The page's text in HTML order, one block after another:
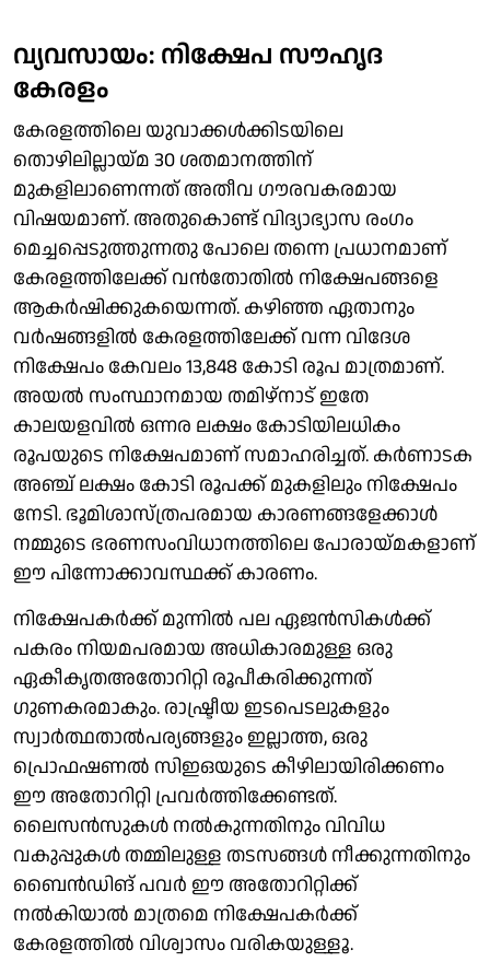
വ്യവസായം: നിക്ഷേപ സൗഹൃദ
കേരളം
കേരളത്തിലെ യുവാക്കള്‍ക്കിടയിലെ
തൊഴിലില്ലായ്മ 30 ശതമാനത്തിന്
മുകളിലാണെന്നത് അതീവ ഗൗരവകരമായ
വിഷയമാണ്. അതുകൊണ്ട് വിദ്യാഭ്യാസ രംഗം
മെച്ചപ്പെടുത്തുന്നതു പോലെ തന്നെ പ്രധാനമാണ്
കേരളത്തിലേക്ക് വന്‍തോതില്‍ നിക്ഷേപങ്ങളെ
ആകര്‍ഷിക്കുകയെന്നത്. കഴിഞ്ഞ ഏതാനും
വര്‍ഷങ്ങളില്‍ കേരളത്തിലേക്ക് വന്ന വിദേശ
നിക്ഷേപം കേവലം 13,848 കോടി രൂപ മാത്രമാണ്.
അയല്‍ സംസ്ഥാനമായ തമിഴ്‌നാട് ഇതേ
കാലയളവില്‍ ഒന്നര ലക്ഷം കോടിയിലധികം
രൂപയുടെ നിക്ഷേപമാണ് സമാഹരിച്ചത്. കര്‍ണാടക
അഞ്ച് ലക്ഷം കോടി രൂപക്ക് മുകളിലും നിക്ഷേപം
നേടി. ഭൂമിശാസ്ത്രപരമായ കാരണങ്ങളേക്കാള്‍
നമ്മുടെ ഭരണസംവിധാനത്തിലെ പോരായ്മകളാണ്
ഈ പിന്നോക്കാവസ്ഥക്ക് കാരണം.
നിക്ഷേപകര്‍ക്ക് മുന്നില്‍ പല ഏജന്‍സികള്‍ക്ക്
പകരം നിയമപരമായ അധികാരമുള്ള ഒരു
ഏകീകൃതഅതോറിറ്റി രൂപീകരിക്കുന്നത്
ഗുണകരമാകും. രാഷ്ട്രീയ ഇടപെടലുകളും
സ്വാര്‍ത്ഥതാല്‍പര്യങ്ങളും ഇല്ലാത്ത, ഒരു
പ്രൊഫഷണല്‍ സിഇഒയുടെ കീഴിലായിരിക്കണം
ഈ അതോറിറ്റി പ്രവര്‍ത്തിക്കേണ്ടത്.
ലൈസന്‍സുകള്‍ നല്‍കുന്നതിനും വിവിധ
വകുപ്പുകള്‍ തമ്മിലുള്ള തടസങ്ങള്‍ നീക്കുന്നതിനും
ബൈന്‍ഡിങ് പവര്‍ ഈ അതോറിറ്റിക്ക്
നല്‍കിയാല്‍ മാത്രമെ നിക്ഷേപകര്‍ക്ക്
കേരളത്തില്‍ വിശ്വാസം വരികയുള്ളൂ.